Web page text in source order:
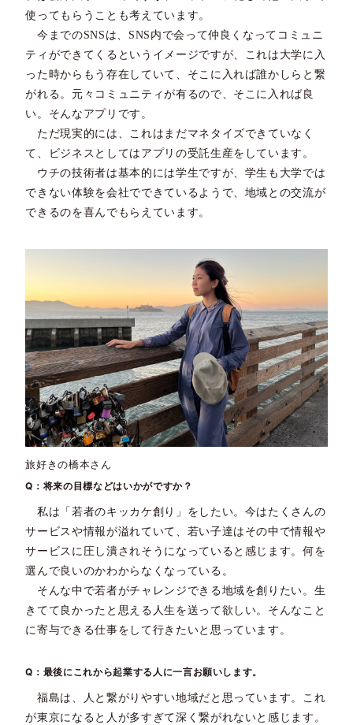
使ってもらうことも考えています。
今までのSNSは、SNS内で会って仲良くなってコミュニ
ティができてくるというイメージですが、これは大学に入
った時からもう存在していて、そこに入れば誰かしらと繋
がれる。元々コミュニティが有るので、そこに入れば良
い。そんなアプリです。
ただ現実的には、これはまだマネタイズできていなく
て、ビジネスとしてはアプリの受託生産をしています。
ウチの技術者は基本的には学生ですが、学生も大学では
できない体験を会社でできているようで、地域との交流が
できるのを喜んでもらえています。
旅好きの橋本さん
Q：将来の目標などはいかがですか？
私は「若者のキッカケ創り」をしたい。今はたくさんの
サービスや情報が溢れていて、若い子達はその中で情報や
サービスに圧し潰されそうになっていると感じます。何を
選んで良いのかわからなくなっている。
そんな中で若者がチャレンジできる地域を創りたい。生
きてて良かったと思える人生を送って欲しい。そんなこと
に寄与できる仕事をして行きたいと思っています。
Q：最後にこれから起業する人に一言お願いします。
福島は、人と繋がりやすい地域だと思っています。これ
が東京になると人が多すぎて深く繋がれないと感じます。